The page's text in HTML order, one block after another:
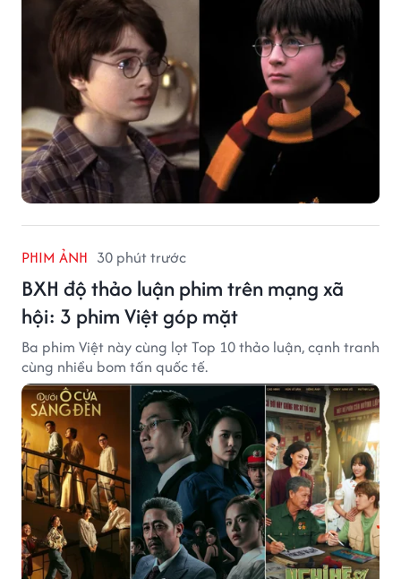
PHIM ẢNH 30 phút trước
BXH độ thảo luận phim trên mạng xã
hội: 3 phim Việt góp mặt
Ba phim Việt này cùng lọt Top 10 thảo luận, cạnh tranh
cùng nhiều bom tấn quốc tế.